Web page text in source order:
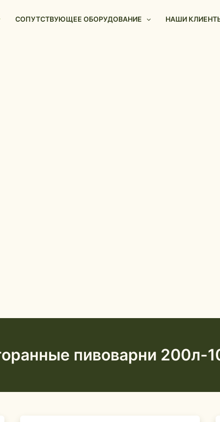
СОПУТСТВУЮЩЕЕ ОБОРУДОВАНИЕ НАШИ
пивоварни 200л-